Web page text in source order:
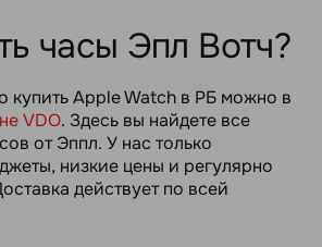
часы Эпл Вотч?
купить Apple Watch в РБ можно в
VDO. Здесь вы найдете все
от Эппл. У нас только
низкие цены и регулярно
действует по всей